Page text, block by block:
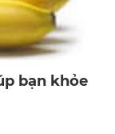
bạn khỏe